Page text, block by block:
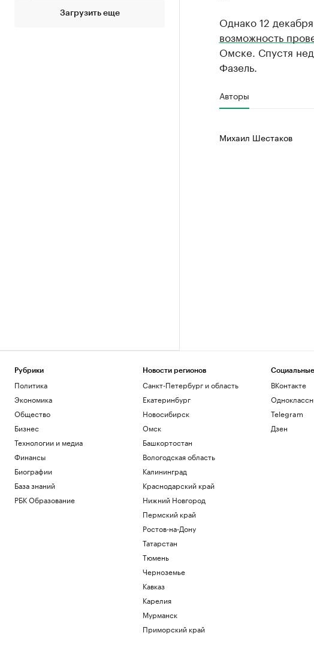
Загрузить еще
Однако 12
возможность
Омске. Спустя
Фазель.
Авторы
Михаил Шестаков
Рубрики
Политика
Экономика
Общество
Бизнес
Технологии и медиа
Финансы
Биографии
База знаний
РБК Образование
Новости регионов
Санкт-Петербург и область
Екатеринбург
Новосибирск
Омск
Башкортостан
Вологодская область
Калининград
Краснодарский край
Нижний Новгород
Пермский край
Ростов-на-Дону
Татарстан
Тюмень
Черноземье
Кавказ
Карелия
Мурманск
Приморский край
ВКонтакте
Telegram
Дзен